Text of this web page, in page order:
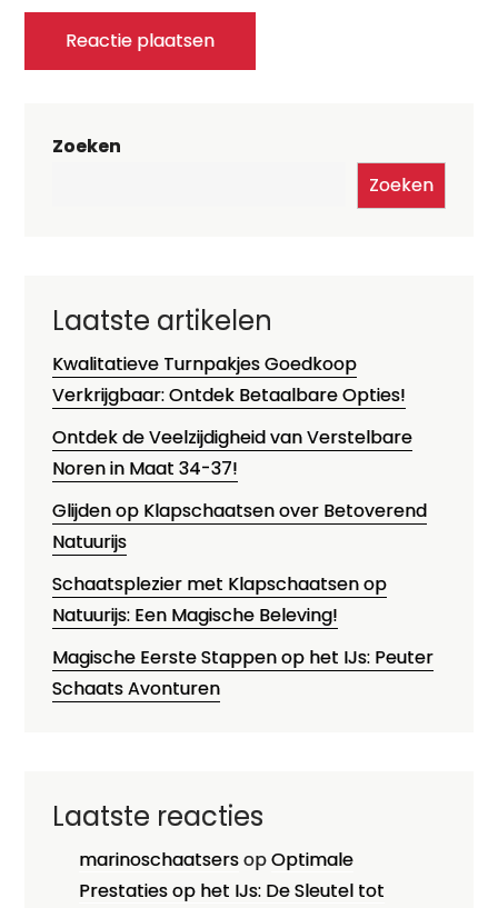
Zoeken
Zoeken
Laatste artikelen
Kwalitatieve Turnpakjes Goedkoop
Verkrijgbaar: Ontdek Betaalbare Opties!
Ontdek de Veelzijdigheid van Verstelbare
Noren in Maat 34-37!
Glijden op Klapschaatsen over Betoverend
Natuurijs
Schaatsplezier met Klapschaatsen op
Natuurijs: Een Magische Beleving!
Magische Eerste Stappen op het IJs: Peuter
Schaats Avonturen
Laatste reacties
marinoschaatsersopOptimale
Prestaties op het IJs: De Sleutel tot